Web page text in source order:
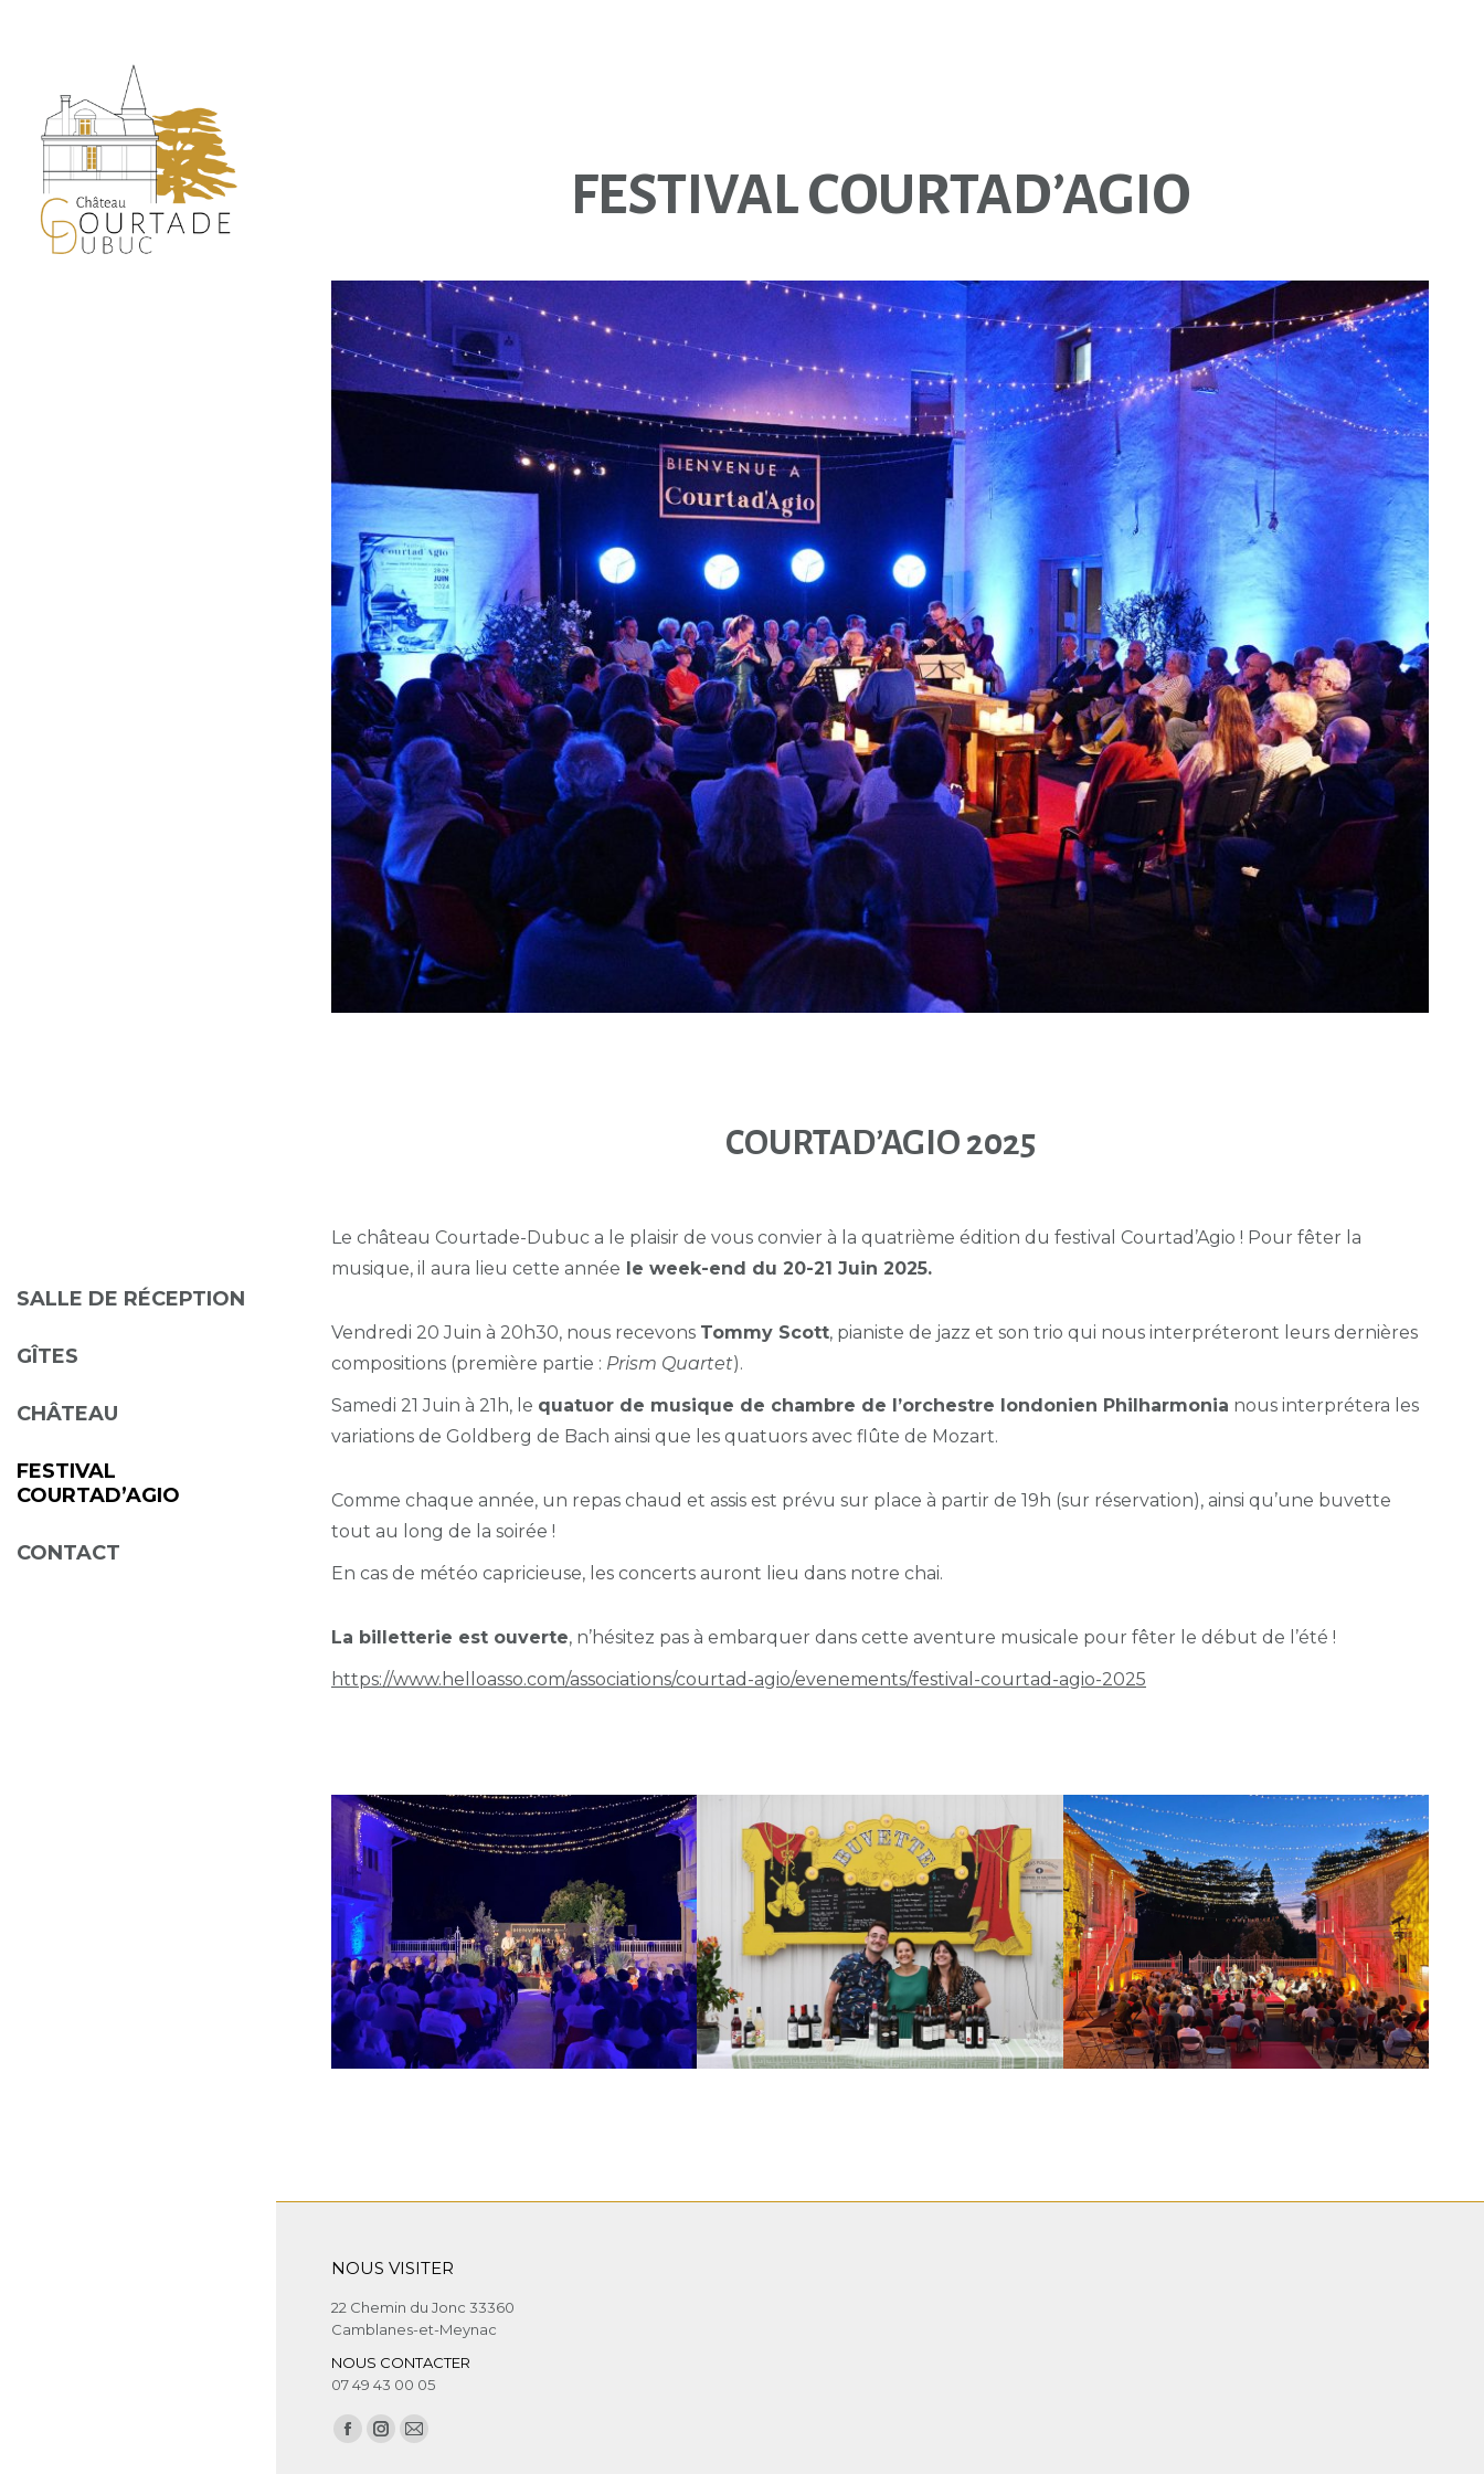
SALLE DE RÉCEPTION
GÎTES
CHÂTEAU
FESTIVAL
COURTAD’AGIO
CONTACT
FESTIVAL COURTAD’AGIO
COURTAD’AGIO 2025
Le château Courtade-Dubuc a le plaisir de vous convier à la quatrième édition du festival Courtad’Agio ! Pour fêter la
musique, il aura lieu cette année le week-end du 20-21 Juin 2025.
Vendredi 20 Juin à 20h30, nous recevons Tommy Scott, pianiste de jazz et son trio qui nous interpréteront leurs dernières
compositions (première partie : Prism Quartet).
Samedi 21 Juin à 21h, le quatuor de musique de chambre de l’orchestre londonien Philharmonia nous interprétera les
variations de Goldberg de Bach ainsi que les quatuors avec flûte de Mozart.
Comme chaque année, un repas chaud et assis est prévu sur place à partir de 19h (sur réservation), ainsi qu’une buvette
tout au long de la soirée !
En cas de météo capricieuse, les concerts auront lieu dans notre chai.
La billetterie est ouverte, n’hésitez pas à embarquer dans cette aventure musicale pour fêter le début de l’été !
https://www.helloasso.com/associations/courtad-agio/evenements/festival-courtad-agio-2025
NOUS VISITER
22 Chemin du Jonc 33360
Camblanes-et-Meynac
NOUS CONTACTER
07 49 43 00 05
Trouvez nous sur :
Facebook
Instagram